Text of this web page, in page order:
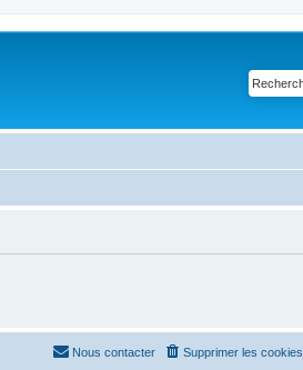
Supprimer les cookies
Nous contacter